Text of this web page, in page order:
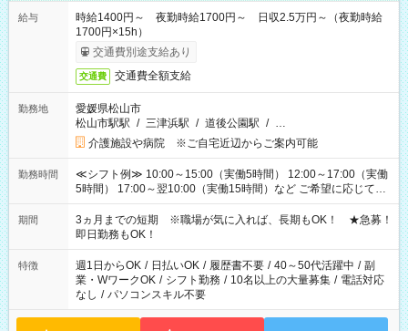
給与
時給1400円～ 夜勤時給1700円～ 日収2.5万円～（夜勤時給
1700円×15h）
交通費別途支給あり
交通費 交通費全額支給
勤務地
愛媛県松山市
松山市駅駅 / 三津浜駅 / 道後公園駅 / …
介護施設や病院 ※ご自宅近辺からご案内可能
勤務時間
≪シフト例≫ 10:00～15:00（実働5時間） 12:00～17:00（実働
5時間） 17:00～翌10:00（実働15時間）など ご希望に応じて、
働く時間は調整できます！ お気軽に担当へ相談ください！
期間
3ヵ月までの短期 ※職場が気に入れば、長期もOK！ ★急募！
即日勤務もOK！
特徴 週1日からOK / 日払いOK / 履歴書不要 / 40～50代活躍中 / 副
業・WワークOK / シフト勤務 / 10名以上の大量募集 / 電話対応
なし / パソコンスキル不要